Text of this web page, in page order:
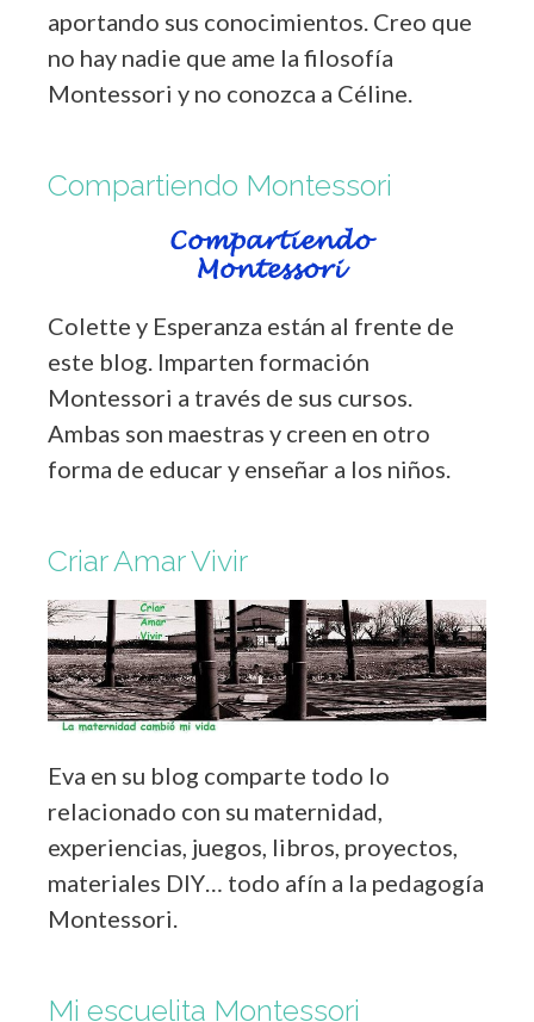
aportando sus conocimientos. Creo que
no hay nadie que ame la filosofía
Montessori y no conozca a Céline.
Compartiendo Montessori
Colette y Esperanza están al frente de
este blog. Imparten formación
Montessori a través de sus cursos.
Ambas son maestras y creen en otro
forma de educar y enseñar a los niños.
Criar Amar Vivir
Eva en su blog comparte todo lo
relacionado con su maternidad,
experiencias, juegos, libros, proyectos,
materiales DIY… todo afín a la pedagogía
Montessori.
Mi escuelita Montessori